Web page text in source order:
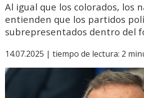
Al igual que los colorados, los
entienden que los partidos
subrepresentados dentro del
14.07.2025 | tiempo de lectura: 2